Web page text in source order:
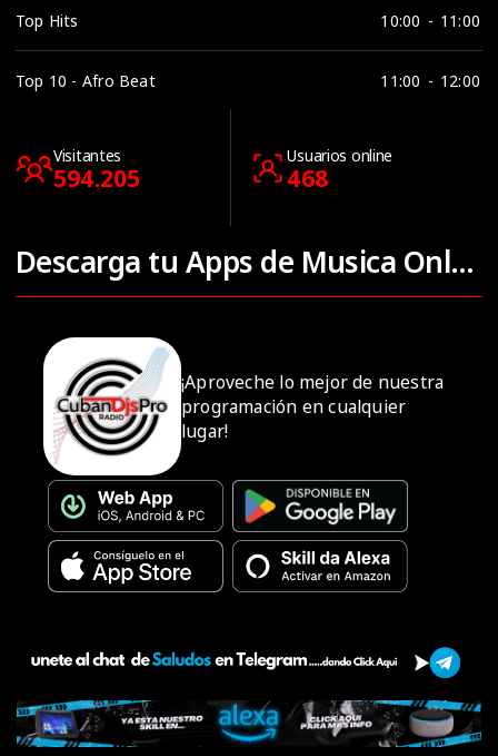
Top Hits 10:00 - 11:00
Top 10 - Afro Beat 11:00 - 12:00
Visitantes
594.205
Usuarios online
468
Descarga tu Apps de Musica Online
¡Aproveche lo mejor de nuestra
programación en cualquier
lugar!